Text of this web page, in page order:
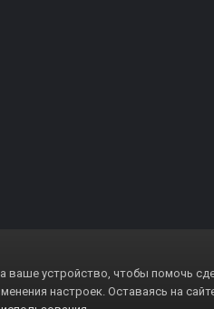
ваше устройство, чтобы помочь
настроек. Оставаясь на